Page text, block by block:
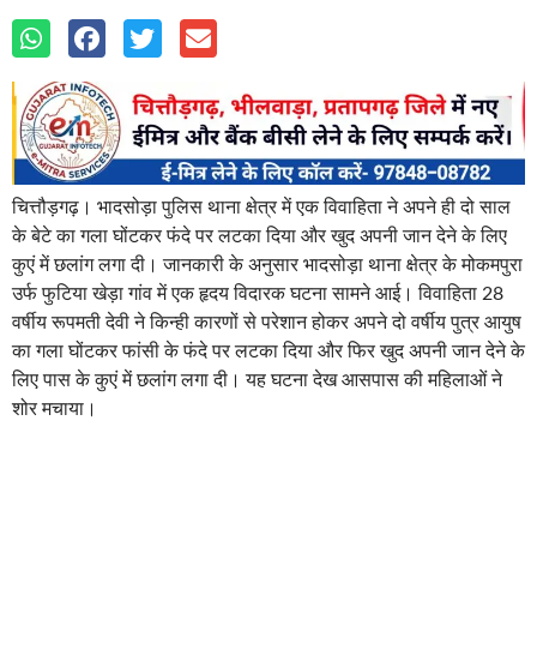
चित्तौड़गढ़। भादसोड़ा पुलिस थाना क्षेत्र में एक विवाहिता ने अपने ही दो साल
के बेटे का गला घोंटकर फंदे पर लटका दिया और खुद अपनी जान देने के लिए
कुएं में छलांग लगा दी। जानकारी के अनुसार भादसोड़ा थाना क्षेत्र के मोकमपुरा
उर्फ फुटिया खेड़ा गांव में एक हृदय विदारक घटना सामने आई। विवाहिता 28
वर्षीय रूपमती देवी ने किन्ही कारणों से परेशान होकर अपने दो वर्षीय पुत्र आयुष
का गला घोंटकर फांसी के फंदे पर लटका दिया और फिर खुद अपनी जान देने के
लिए पास के कुएं में छलांग लगा दी। यह घटना देख आसपास की महिलाओं ने
शोर मचाया।